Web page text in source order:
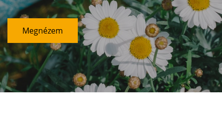
Megnézem